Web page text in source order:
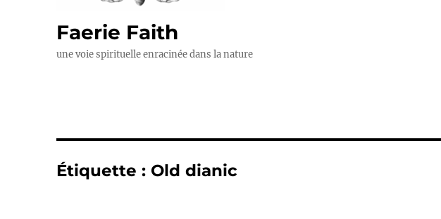
Faerie Faith
une voie spirituelle enracinée dans la nature
Étiquette : Old dianic